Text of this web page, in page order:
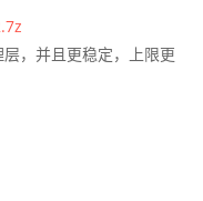
，并且更稳定，上限更